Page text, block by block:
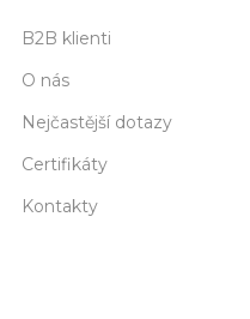
B2B klienti
O nás
Nejčastější dotazy
Certifikáty
Kontakty